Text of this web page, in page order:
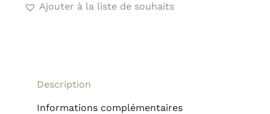
Ajouter à la liste de souhaits
Description
Informations complémentaires